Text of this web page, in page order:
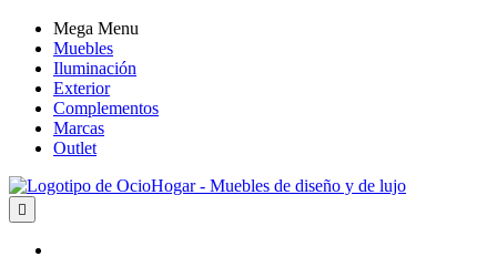
Mega Menu
Muebles
Iluminación
Exterior
Complementos
Marcas
Outlet
